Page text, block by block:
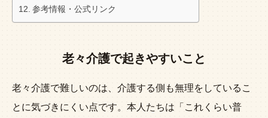
参考情報・公式リンク
老々介護で起きやすいこと
老々介護で難しいのは、介護する側も無理をしているこ
とに気づきにくい点です。本人たちは「これくらい普